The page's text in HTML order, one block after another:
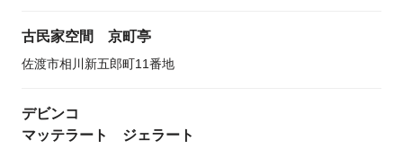
古民家空間 京町亭
佐渡市相川新五郎町11番地
デビンコ
マッテラート ジェラート